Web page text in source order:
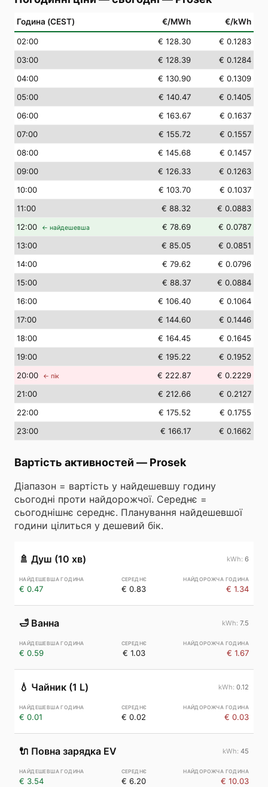
Година (CEST) €/MWh €/kWh
02:00 € 128.30
€ 0.1283
03:00 € 128.39
€ 0.1284
04:00 € 130.90
€ 0.1309
05:00 € 140.47
€ 0.1405
06:00 € 163.67
€ 0.1637
07:00 € 155.72
€ 0.1557
08:00 € 145.68
€ 0.1457
09:00 € 126.33
€ 0.1263
10:00 € 103.70
€ 0.1037
11:00 € 88.32
€ 0.0883
12:00 ← найдешевша € 78.69
€ 0.0787
13:00 € 85.05
€ 0.0851
14:00 € 79.62
€ 0.0796
15:00 € 88.37
€ 0.0884
16:00 € 106.40
€ 0.1064
17:00 € 144.60
€ 0.1446
18:00 € 164.45
€ 0.1645
19:00 € 195.22
€ 0.1952
20:00 ← пік € 222.87
€ 0.2229
21:00 € 212.66
€ 0.2127
22:00 € 175.52
€ 0.1755
23:00 € 166.17 € 0.1662
Вартість активностей — Prosek
Діапазон = вартість у найдешевшу годину
сьогодні проти найдорожчої. Середнє =
сьогоднішнє середнє. Планування найдешевшої
години цілиться у дешевий бік.
🚿 Душ (10 хв) 6
€ 0.47 € 0.83 € 1.34
🛁 Ванна 7.5
€ 0.59 € 1.03 € 1.67
💧 Чайник (1 L) 0.12
€ 0.01 € 0.02 € 0.03
🔌 Повна зарядка EV 45
€ 3.54 € 6.20 € 10.03